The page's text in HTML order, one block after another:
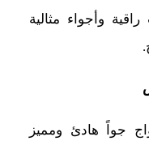
وأجواء مثالية
جواً هادئ ومميز